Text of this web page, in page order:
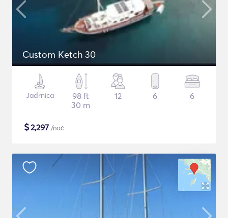
Custom Ketch 30
Jadrnica
98 ft
30 m
12 6 6
$2,297 /noč